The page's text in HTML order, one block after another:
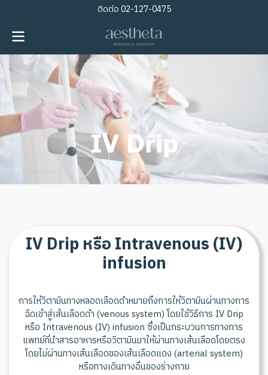
ติดต่อ02-127-0475
IV Drip
IV DripหรือIntravenous(IV)
infusion
การให้วิตามินทางหลอดเลือดดำหมายถึงการให้วิตามินผ่านทางการ
ฉีดเข้าสู่เส้นเลือดดำ (venous system) โดยใช้วิธีการ IV Drip
หรือ Intravenous (IV) infusion ซึ่งเป็นกระบวนการทางการ
แพทย์ที่นำสารอาหารหรือวิตามินมาให้ผ่านทางเส้นเลือดโดยตรง
โดยไม่ผ่านทางเส้นเลือดของเส้นเลือดแดง (arterial system)
หรือทางเดินทางอื่นของร่างกาย